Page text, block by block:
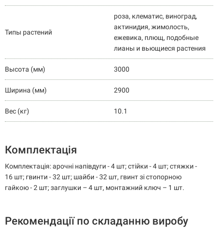
Типы растений
роза, клематис, виноград,
актинидия, жимолость,
ежевика, плющ, подобные
лианы и вьющиеся растения
Высота (мм) 3000
Ширина (мм) 2900
Вес (кг) 10.1
Комплектація
Комплектація: арочні напівдуги - 4 шт; стійки - 4 шт; стяжки -
16 шт; гвинти - 32 шт; шайби - 32 шт, гвинт зі стопорною
гайкою - 2 шт; заглушки – 4 шт, монтажний ключ – 1 шт.
Рекомендації по складанню виробу